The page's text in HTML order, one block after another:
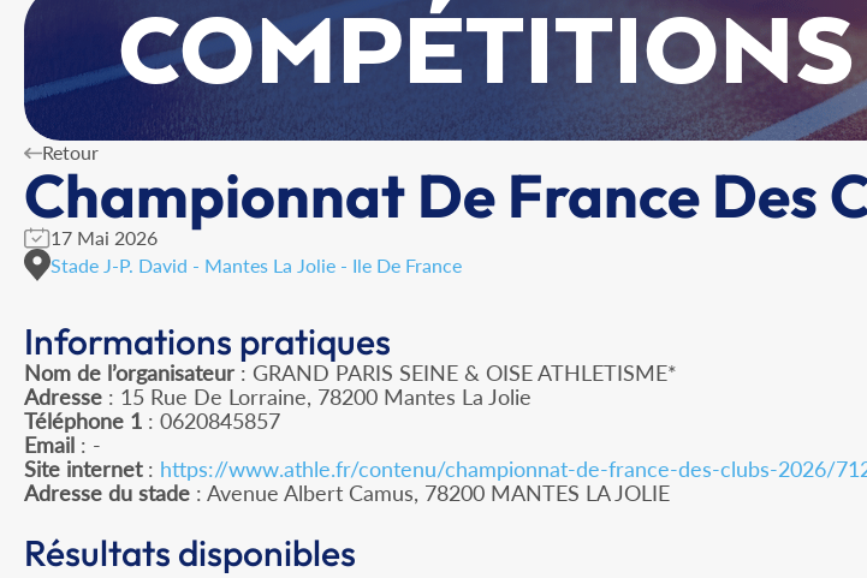
COMPÉTITIONS
Retour
Championnat De France Des
17 Mai 2026
Stade J-P. David - Mantes La Jolie - Ile De France
Informations pratiques
Nom de l’organisateur : GRAND PARIS SEINE & OISE ATHLETISME*
Adresse : 15 Rue De Lorraine, 78200 Mantes La Jolie
Téléphone 1 : 0620845857
Email : -
Site internet: https://www.athle.fr/contenu/championnat-de-france-des-clubs-2026/
Adresse du stade : Avenue Albert Camus, 78200 MANTES LA JOLIE
Résultats disponibles